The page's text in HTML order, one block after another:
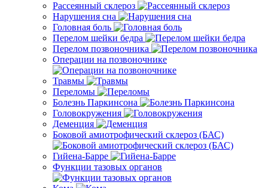
Рассеянный склероз
Нарушения сна
Головная боль
Перелом шейки бедра
Перелом позвоночника
Операции на позвоночнике
Травмы
Переломы
Болезнь Паркинсона
Головокружения
Деменция
Боковой амиотрофический склероз (БАС)
Гийена-Барре
Функции тазовых органов